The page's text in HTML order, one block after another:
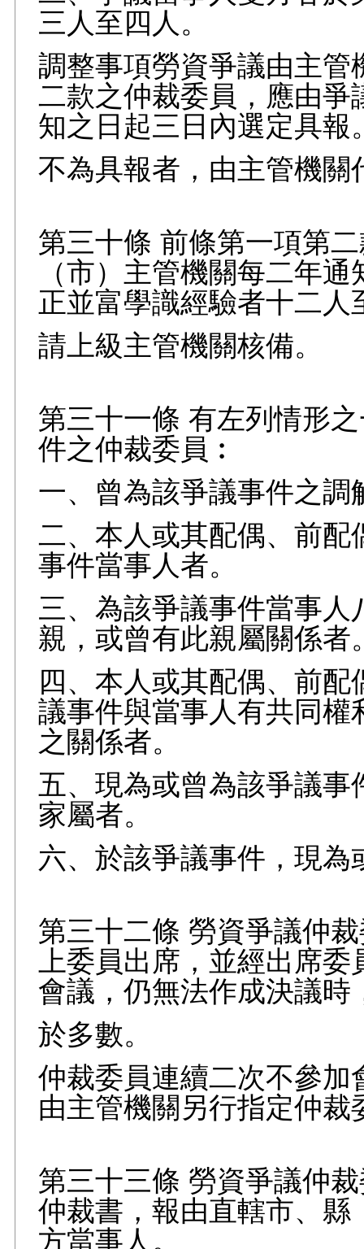
三人至四人。
調整事項勞資爭議由主
二款之仲裁委員，應由
知之日起三日內選定具報
不為具報者，由主管機關
第三十條 前條第一項第
（市）主管機關每二年
正並富學識經驗者十二
請上級主管機關核備。
第三十一條 有左列情形
件之仲裁委員︰
一、曾為該爭議事件之調
二、本人或其配偶、前
事件當事人者。
三、為該爭議事件當事
親，或曾有此親屬關係者
四、本人或其配偶、前
議事件與當事人有共同
之關係者。
五、現為或曾為該爭議
家屬者。
六、於該爭議事件，現
第三十二條 勞資爭議仲
上委員出席，並經出席
會議，仍無法作成決議時
於多數。
仲裁委員連續二次不參
由主管機關另行指定仲裁
第三十三條 勞資爭議仲
仲裁書，報由直轄市、
方當事人。